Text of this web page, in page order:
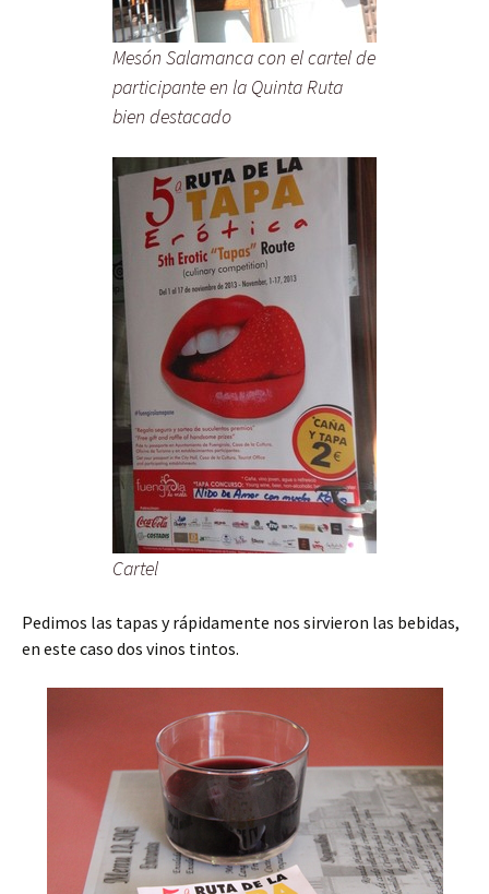
Mesón Salamanca con el cartel de
participante en la Quinta Ruta
bien destacado
Cartel
Pedimos las tapas y rápidamente nos sirvieron las bebidas,
en este caso dos vinos tintos.